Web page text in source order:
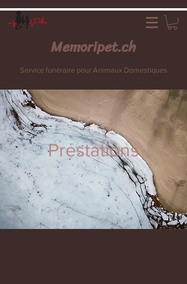
Memoripet.ch
Service funéraire pour Animaux Domestiques
Prestations